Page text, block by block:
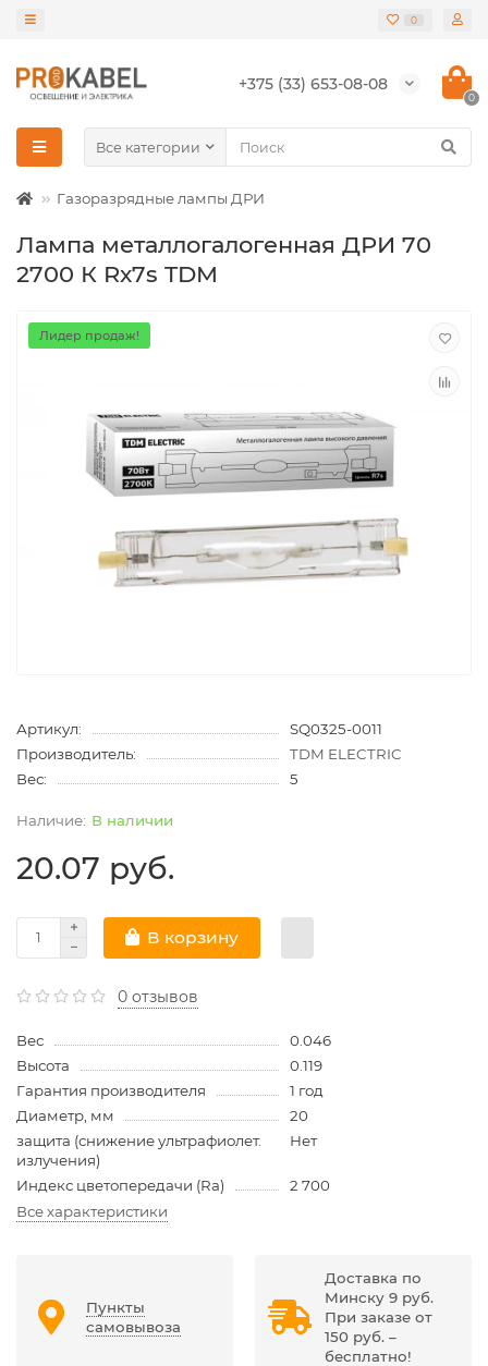
0
+375 (33) 653-08-08
0
Все категории
Газоразрядные лампы ДРИ
Лампа металлогалогенная ДРИ 70
2700 К Rх7s TDM
Лидер продаж!
Артикул:
SQ0325-0011
Производитель:
TDM ELECTRIC
Вес:
5
В наличии
20.07 руб.
В корзину
0 отзывов
Вес
0.046
Высота
0.119
Гарантия производителя
1 год
Диаметр, мм
20
защита (снижение ультрафиолет.
излучения)
Нет
Индекс цветопередачи (Ra)
2 700
Все характеристики
Пункты
самовывоза
Доставка по
Минску 9 руб.
При заказе от
150 руб. –
бесплатно!